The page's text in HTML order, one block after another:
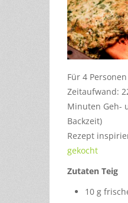
Für 4 Personen
Zeitaufwand:
Minuten Geh-
Backzeit)
Rezept
gekocht
Zutaten Teig
10 g